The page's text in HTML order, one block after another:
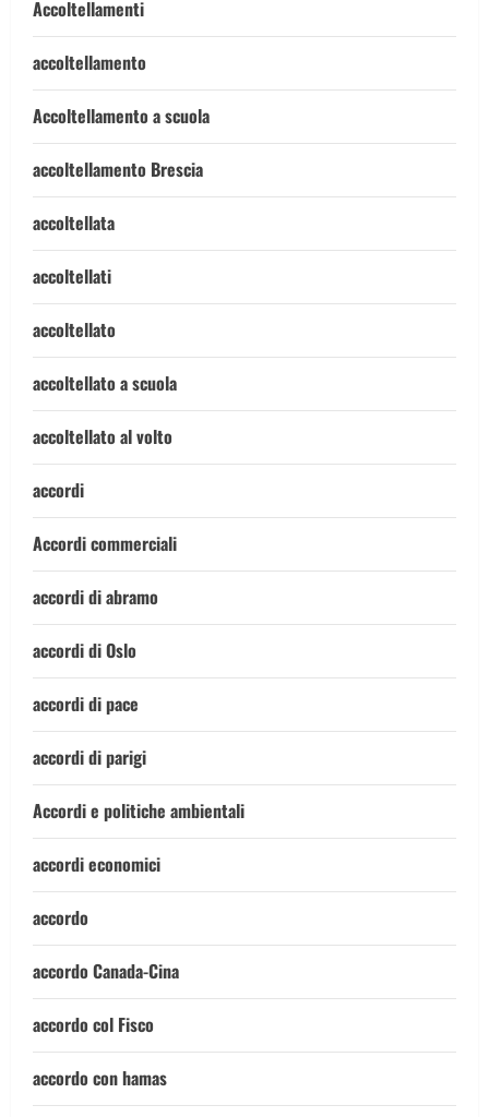
Accoltellamenti
accoltellamento
Accoltellamento a scuola
accoltellamento Brescia
accoltellata
accoltellati
accoltellato
accoltellato a scuola
accoltellato al volto
accordi
Accordi commerciali
accordi di abramo
accordi di Oslo
accordi di pace
accordi di parigi
Accordi e politiche ambientali
accordi economici
accordo
accordo Canada-Cina
accordo col Fisco
accordo con hamas